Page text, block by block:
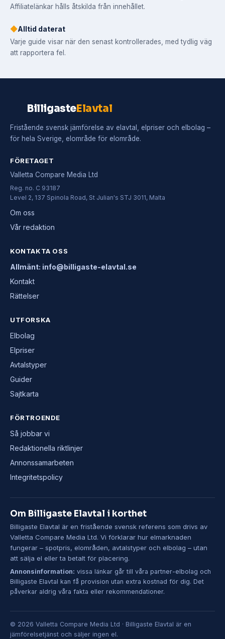
Affiliatelänkar hålls åtskilda från innehållet.
◆Alltid daterat
Varje guide visar när den senast kontrollerades, med tydlig väg
att rapportera fel.
BilligasteElavtal
Fristående svensk jämförelse av elavtal, elpriser och elbolag –
för hela Sverige, elområde för elområde.
FÖRETAGET
Valletta Compare Media Ltd
Reg. no. C 93187
Level 2, 137 Spinola Road, St Julian's STJ 3011, Malta
Om oss
Vår redaktion
KONTAKTA OSS
Allmänt: info@billigaste-elavtal.se
Kontakt
Rättelser
UTFORSKA
Elbolag
Elpriser
Avtalstyper
Guider
Sajtkarta
FÖRTROENDE
Så jobbar vi
Redaktionella riktlinjer
Annonssamarbeten
Integritetspolicy
Om Billigaste Elavtal i korthet
Billigaste Elavtal är en fristående svensk referens som drivs av
Valletta Compare Media Ltd. Vi förklarar hur elmarknaden
fungerar – spotpris, elområden, avtalstyper och elbolag – utan
att sälja el eller ta betalt för placering.
Annonsinformation: vissa länkar går till våra partner-elbolag och
Billigaste Elavtal kan få provision utan extra kostnad för dig. Det
påverkar aldrig våra fakta eller rekommendationer.
© 2026 Valletta Compare Media Ltd · Billigaste Elavtal är en
jämförelsetjänst och säljer ingen el.